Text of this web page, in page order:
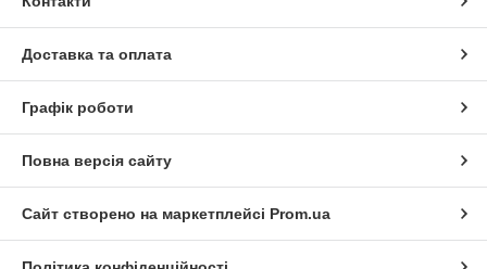
Доставка та оплата
Графік роботи
Повна версія сайту
Сайт створено на маркетплейсі Prom.ua